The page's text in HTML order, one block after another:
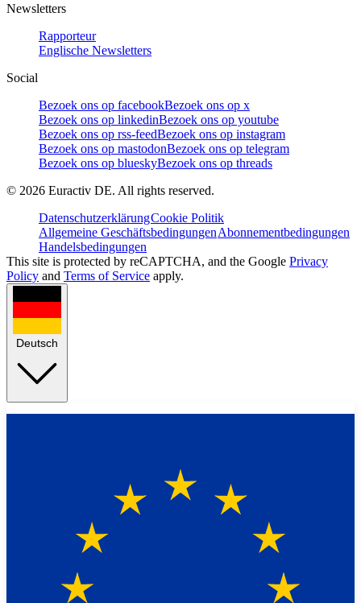
Newsletters
Rapporteur
Englische Newsletters
Social
Bezoek ons op facebookBezoek ons op x
Bezoek ons op linkedinBezoek ons op youtube
Bezoek ons op rss-feedBezoek ons op instagram
Bezoek ons op mastodonBezoek ons op telegram
Bezoek ons op blueskyBezoek ons op threads
© 2026 Euractiv DE. All rights reserved.
DatenschutzerklärungCookie Politik
Allgemeine GeschäftsbedingungenAbonnementbedingungen
Handelsbedingungen
This site is protected by reCAPTCHA, and the Google Privacy
Policy and Terms of Service apply.
Deutsch